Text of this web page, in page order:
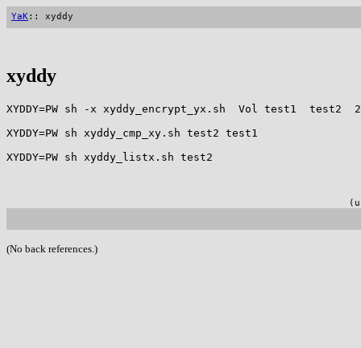
YaK:: xyddy
xyddy
XYDDY=PW sh -x xyddy_encrypt_yx.sh  Vol test1  test2
XYDDY=PW sh xyddy_cmp_xy.sh test2 test1
XYDDY=PW sh xyddy_listx.sh test2
(No back references.)